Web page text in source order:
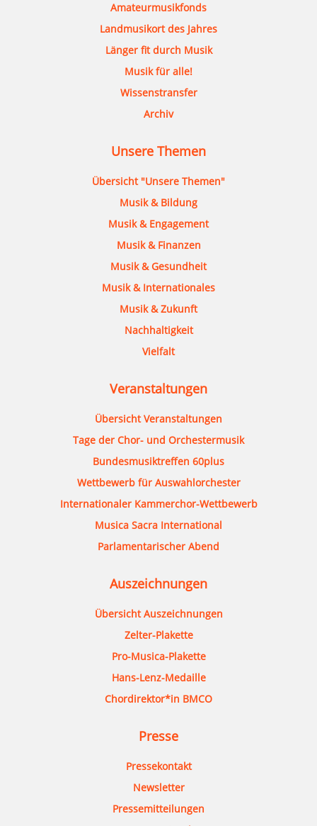
Amateurmusikfonds
Landmusikort des Jahres
Länger fit durch Musik
Musik für alle!
Wissenstransfer
Archiv
Unsere Themen
Übersicht "Unsere Themen"
Musik & Bildung
Musik & Engagement
Musik & Finanzen
Musik & Gesundheit
Musik & Internationales
Musik & Zukunft
Nachhaltigkeit
Vielfalt
Veranstaltungen
Übersicht Veranstaltungen
Tage der Chor- und Orchestermusik
Bundesmusiktreffen 60plus
Wettbewerb für Auswahlorchester
Internationaler Kammerchor-Wettbewerb
Musica Sacra International
Parlamentarischer Abend
Auszeichnungen
Übersicht Auszeichnungen
Zelter-Plakette
Pro-Musica-Plakette
Hans-Lenz-Medaille
Chordirektor*in BMCO
Presse
Pressekontakt
Newsletter
Pressemitteilungen